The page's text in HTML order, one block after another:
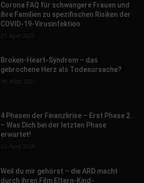
Corona FAQ für schwangere Frauen und
ihre Familien zu spezifischen Risiken der
COVID-19-Virusinfektion
21. April 2020
Broken-Heart-Syndrom – das
gebrochene Herz als Todesursache?
18. März 2021
4 Phasen der Finanzkrise – Erst Phase 2
– Was Dich bei der letzten Phase
erwartet!
21. April 2020
Weil du mir gehörst – die ARD macht
durch ihren Film Eltern-Kind-